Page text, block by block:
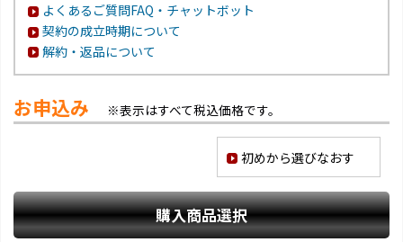
よくあるご質問FAQ・チャットボット
契約の成立時期について
解約・返品について
お申込み ※表示はすべて税込価格です。
初めから選びなおす
購入商品選択